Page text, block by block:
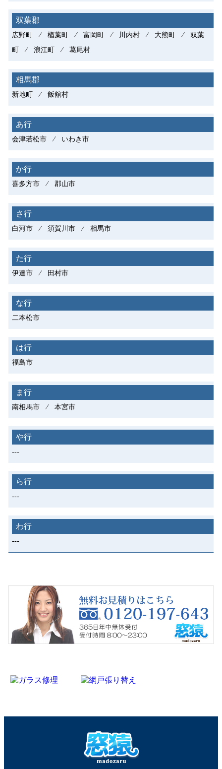
双葉郡
広野町 ⁄ 楢葉町 ⁄ 富岡町 ⁄ 川内村 ⁄ 大熊町 ⁄ 双葉
町 ⁄ 浪江町 ⁄ 葛尾村
相馬郡
新地町 ⁄ 飯舘村
あ行
会津若松市 ⁄ いわき市
か行
喜多方市 ⁄ 郡山市
さ行
白河市 ⁄ 須賀川市 ⁄ 相馬市
た行
伊達市 ⁄ 田村市
な行
二本松市
は行
福島市
ま行
南相馬市 ⁄ 本宮市
や行
---
ら行
---
わ行
---